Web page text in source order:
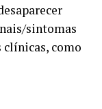
sintomas
como